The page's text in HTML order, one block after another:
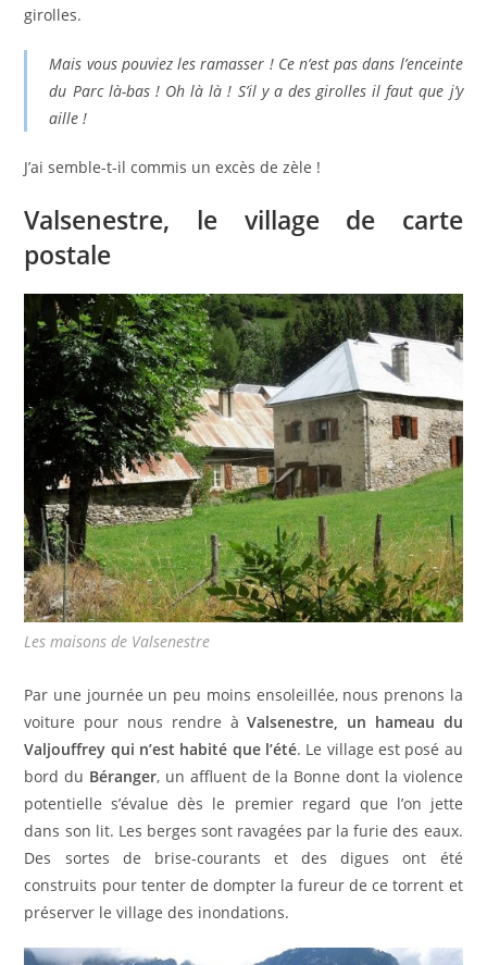
girolles.
Mais vous pouviez les ramasser ! Ce n’est pas dans l’enceinte
du Parc là-bas ! Oh là là ! S’il y a des girolles il faut que j’y
aille !
J’ai semble-t-il commis un excès de zèle !
Valsenestre, le village de carte
postale
Les maisons de Valsenestre
Par une journée un peu moins ensoleillée, nous prenons la
voiture pour nous rendre àValsenestre, un hameau du
Valjouffrey qui n’est habité que l’été. Le village est posé au
bord du Béranger, un affluent de la Bonne dont la violence
potentielle s’évalue dès le premier regard que l’on jette
dans son lit. Les berges sont ravagées par la furie des eaux.
Des sortes de brise-courants et des digues ont été
construits pour tenter de dompter la fureur de ce torrent et
préserver le village des inondations.